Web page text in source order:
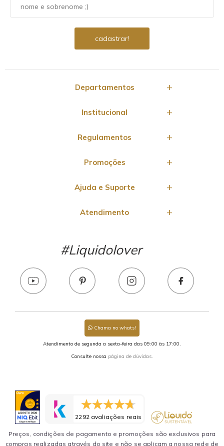
Departamentos
Institucional
Regulamentos
Promoções
Ajuda e Suporte
Atendimento
#Liquidolover
Chama no whats!
Atendimento de segunda a sexta-feira das 09:00 às 17:00.
Consulte nossa página de dúvidas.
2292 avaliações reais
Preços, condições de pagamento e promoções são exclusivos para
compras realizadas através do site e não se aplicam a nossa rede de